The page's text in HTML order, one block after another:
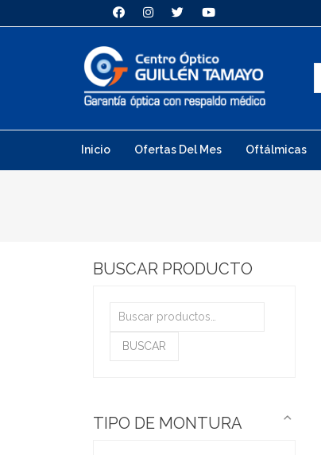
Inicio Ofertas Del Mes Oftálmicas
BUSCAR PRODUCTO
Buscar
BUSCAR
TIPO DE MONTURA